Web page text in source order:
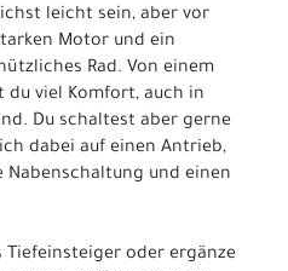
leicht sein, aber vor
Motor und ein
Rad. Von einem
du viel Komfort, auch in
Du schaltest aber gerne
dabei auf einen Antrieb,
und einen
Tiefeinsteiger oder ergänze